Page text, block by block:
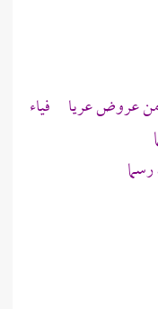
عروض عريا فياء